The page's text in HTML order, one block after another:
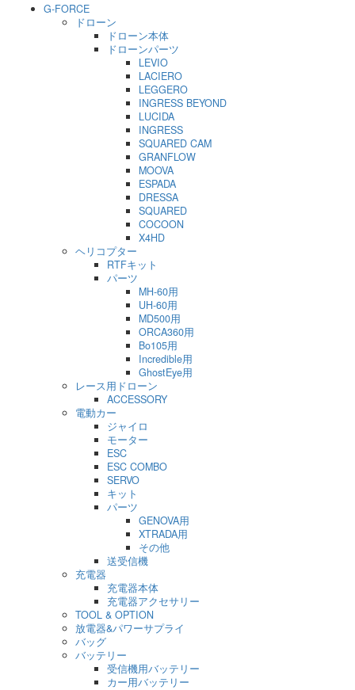
G-FORCE
ドローン
ドローン本体
ドローンパーツ
LEVIO
LACIERO
LEGGERO
INGRESS BEYOND
LUCIDA
INGRESS
SQUARED CAM
GRANFLOW
MOOVA
ESPADA
DRESSA
SQUARED
COCOON
X4HD
ヘリコプター
RTFキット
パーツ
MH-60用
UH-60用
MD500用
ORCA360用
Bo105用
Incredible用
GhostEye用
レース用ドローン
ACCESSORY
電動カー
ジャイロ
モーター
ESC
ESC COMBO
SERVO
キット
パーツ
GENOVA用
XTRADA用
その他
送受信機
充電器
充電器本体
充電器アクセサリー
TOOL & OPTION
放電器&パワーサプライ
バッグ
バッテリー
受信機用バッテリー
カー用バッテリー